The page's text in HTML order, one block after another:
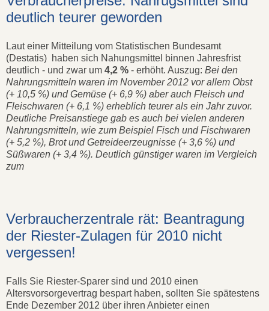
deutlich teurer geworden
Laut einer Mitteilung vom Statistischen Bundesamt
(Destatis) haben sich Nahungsmittel binnen Jahresfrist
deutlich - und zwar um 4,2 % - erhöht. Auszug: Bei den
Nahrungsmitteln waren im November 2012 vor allem Obst
(+ 10,5 %) und Gemüse (+ 6,9 %) aber auch Fleisch und
Fleischwaren (+ 6,1 %) erheblich teurer als ein Jahr zuvor.
Deutliche Preisanstiege gab es auch bei vielen anderen
Nahrungsmitteln, wie zum Beispiel Fisch und Fischwaren
(+ 5,2 %), Brot und Getreideerzeugnisse (+ 3,6 %) und
Süßwaren (+ 3,4 %). Deutlich günstiger waren im Vergleich
zum
Verbraucherzentrale rät: Beantragung
der Riester-Zulagen für 2010 nicht
vergessen!
Falls Sie Riester-Sparer sind und 2010 einen
Altersvorsorgevertrag bespart haben, sollten Sie spätestens
Ende Dezember 2012 über ihren Anbieter einen